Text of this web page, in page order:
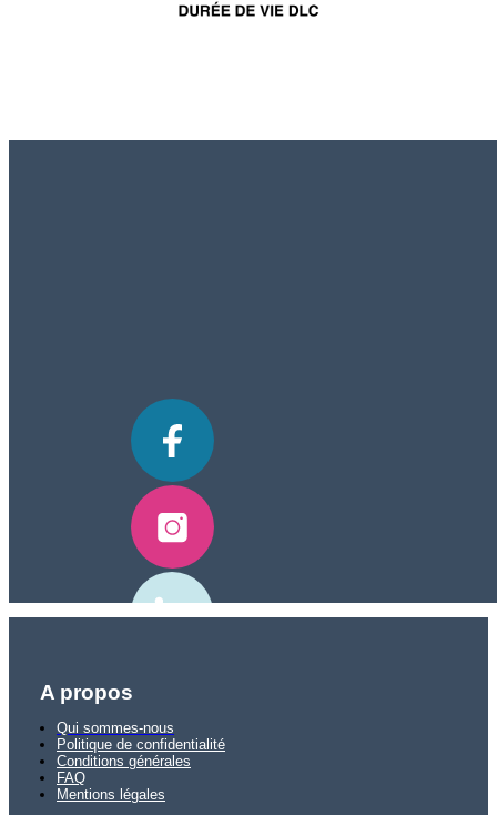
A propos
Qui sommes-nous
Politique de confidentialité
Conditions générales
FAQ
Mentions légales